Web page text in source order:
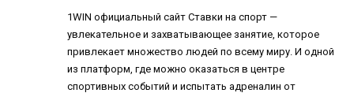
1WIN официальный сайт Ставки на спорт —
увлекательное и захватывающее занятие, которое
привлекает множество людей по всему миру. И одной
из платформ, где можно оказаться в центре
спортивных событий и испытать адреналин от